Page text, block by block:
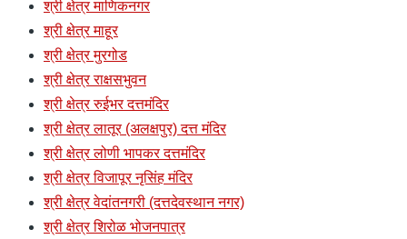
श्री क्षेत्र माणिकनगर
श्री क्षेत्र माहूर
श्री क्षेत्र मुरगोड
श्री क्षेत्र राक्षसभुवन
श्री क्षेत्र रुईभर दत्तमंदिर
श्री क्षेत्र लातूर (अलक्षपुर) दत्त मंदिर
श्री क्षेत्र लोणी भापकर दत्तमंदिर
श्री क्षेत्र विजापूर नृसिंह मंदिर
श्री क्षेत्र वेदांतनगरी (दत्तदेवस्थान नगर)
श्री क्षेत्र शिरोळ भोजनपात्र